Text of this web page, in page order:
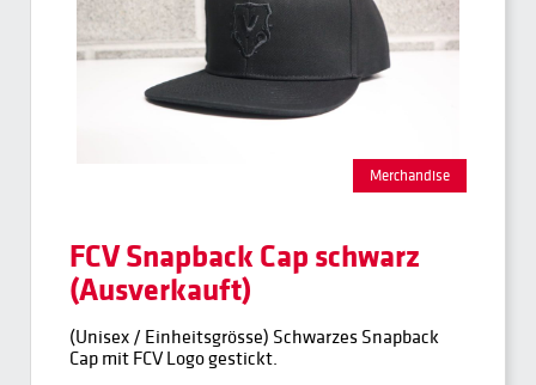
Merchandise
FCV Snapback Cap schwarz
(Ausverkauft)
(Unisex / Einheitsgrösse) Schwarzes Snapback
Cap mit FCV Logo gestickt.